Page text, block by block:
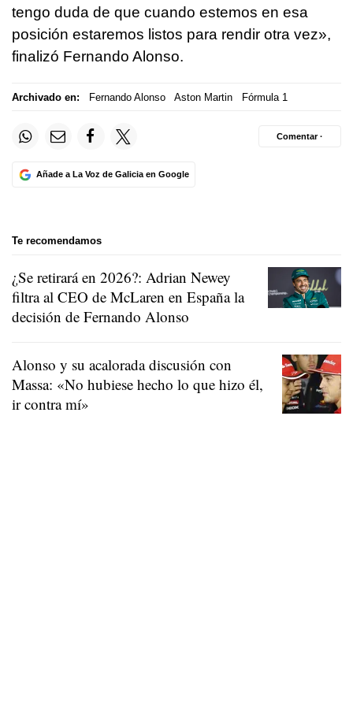
tengo duda de que cuando estemos en esa
posición estaremos listos para rendir otra vez»,
finalizó Fernando Alonso.
Archivado en: Fernando Alonso Aston Martin Fórmula 1
Añade a La Voz de Galicia en Google
Comentar ·
Te recomendamos
¿Se retirará en 2026?: Adrian Newey
filtra al CEO de McLaren en España la
decisión de Fernando Alonso
Alonso y su acalorada discusión con
Massa: «No hubiese hecho lo que hizo él,
ir contra mí»